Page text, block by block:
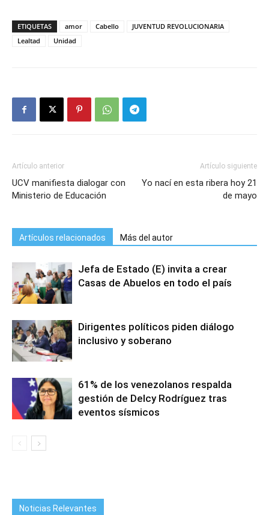
ETIQUETAS amor Cabello
JUVENTUD REVOLUCIONARIA
Lealtad
Unidad
Artículo anterior
UCV manifiesta dialogar con
Ministerio de Educación
Artículo siguiente
Yo nací en esta ribera hoy 21
de mayo
Artículos relacionados Más del autor
Jefa de Estado (E) invita a crear
Casas de Abuelos en todo el país
Dirigentes políticos piden diálogo
inclusivo y soberano
61% de los venezolanos respalda
gestión de Delcy Rodríguez tras
eventos sísmicos
Noticias Relevantes